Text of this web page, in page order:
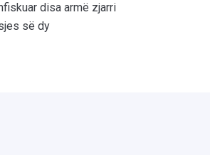
disa armë zjarri
së dy